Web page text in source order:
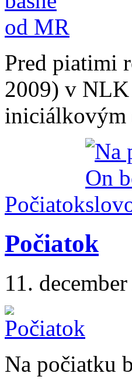
Pred piatimi
2009) v
iniciálkovým
Počiatok
Počiatok
11.
Na počiatku